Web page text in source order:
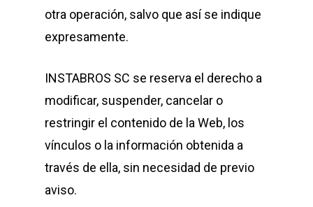
otra operación, salvo que así se indique
expresamente.
INSTABROS SC se reserva el derecho a
modificar, suspender, cancelar o
restringir el contenido de la Web, los
vínculos o la información obtenida a
través de ella, sin necesidad de previo
aviso.